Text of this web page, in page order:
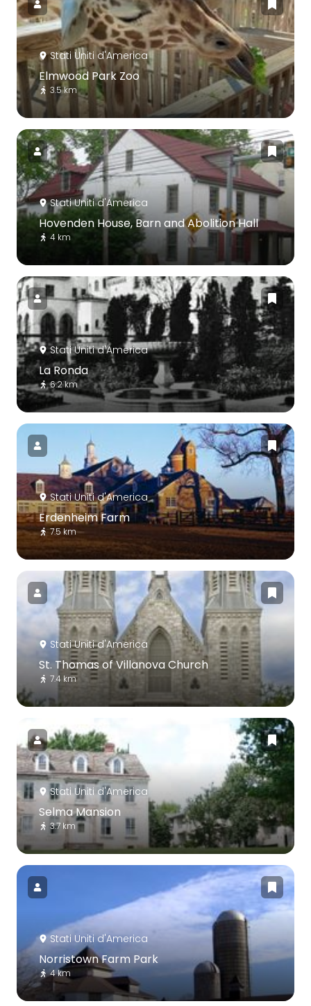
Stati Uniti d'America
Elmwood Park Zoo
3.5 km
Stati Uniti d'America
Hovenden House, Barn and Abolition Hall
4 km
Stati Uniti d'America
La Ronda
6.2 km
Stati Uniti d'America
Erdenheim Farm
7.5 km
Stati Uniti d'America
St. Thomas of Villanova Church
7.4 km
Stati Uniti d'America
Selma Mansion
3.7 km
Stati Uniti d'America
Norristown Farm Park
4 km